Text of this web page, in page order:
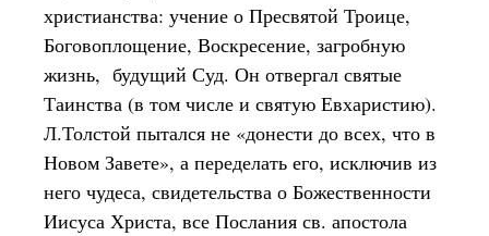
христианства: учение о Пресвятой Троице,
Боговоплощение, Воскресение, загробную
жизнь, будущий Суд. Он отвергал святые
Таинства (в том числе и святую Евхаристию).
Л.Толстой пытался не «донести до всех, что в
Новом Завете», а переделать его, исключив из
него чудеса, свидетельства о Божественности
Иисуса Христа, все Послания св. апостола